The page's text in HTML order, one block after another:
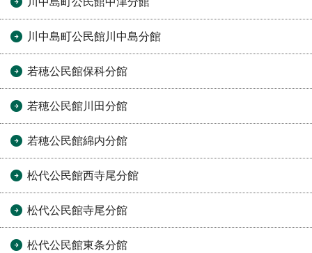
川中島町公民館川中島分館
若穂公民館保科分館
若穂公民館川田分館
若穂公民館綿内分館
松代公民館西寺尾分館
松代公民館寺尾分館
松代公民館東条分館